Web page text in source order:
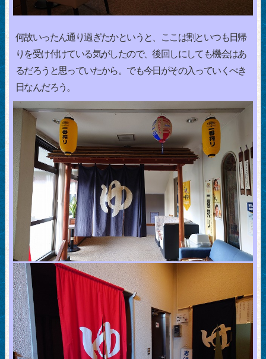
何故いったん通り過ぎたかというと、ここは割といつも日帰
りを受け付けている気がしたので、後回しにしても機会はあ
るだろうと思っていたから。でも今日がその入っていくべき
日なんだろう。